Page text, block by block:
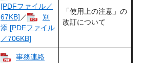
[PDFファイル／
67KB] ／
別
添 [PDFファイル
／706KB]
「使用上の注意」の
改訂について
事務連絡